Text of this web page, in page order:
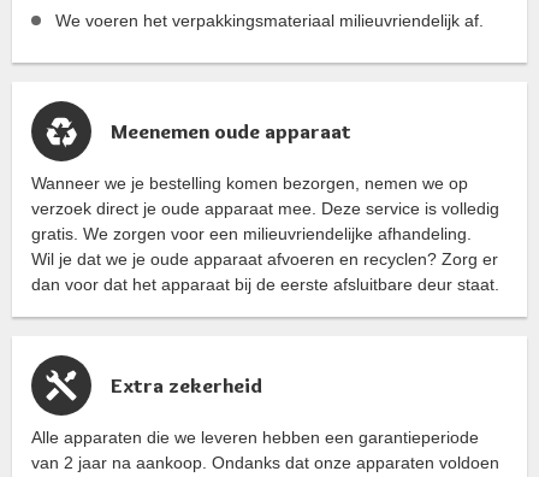
We voeren het verpakkingsmateriaal milieuvriendelijk af.
Meenemen oude apparaat
Wanneer we je bestelling komen bezorgen, nemen we op
verzoek direct je oude apparaat mee. Deze service is volledig
gratis. We zorgen voor een milieuvriendelijke afhandeling.
Wil je dat we je oude apparaat afvoeren en recyclen? Zorg er
dan voor dat het apparaat bij de eerste afsluitbare deur staat.
Extra zekerheid
Alle apparaten die we leveren hebben een garantieperiode
van 2 jaar na aankoop. Ondanks dat onze apparaten voldoen